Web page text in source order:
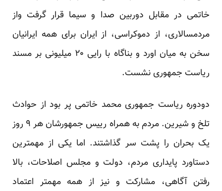
خاتمی در مقابل دوربین صدا و سیما قرار گرفت واز
مردمسالاری، از دموکراسی، از ایران برای همه ایرانیان
سخن به میان اورد و بناگاه با رایی ۲۰ میلیونی بر مسند
ریاست جمهوری نشست.
دودوره ریاست جمهوری محمد خاتمی پر بود از حوادث
تلخ و شیرین. مردم به همراه رییس جمهورشان هر ۹ روز
یک بحران را پشت سر گذاشتند. اما یکی از مهمترین
دستاورد پایداری مردم، دولت و مجلس اصلاحات، بالا
رفتن آگاهی، مشارکت و نیز از همه مهمتر اعتماد